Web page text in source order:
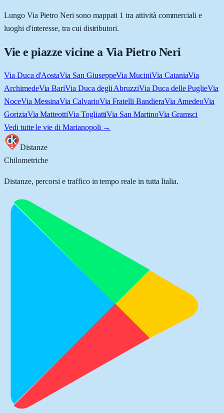
Lungo Via Pietro Neri sono mappati 1 tra attività commerciali e
luoghi d'interesse, tra cui distributori.
Vie e piazze vicine a Via Pietro Neri
Via Duca d'AostaVia San GiuseppeVia MuciniVia CataniaVia
ArchimedeVia BariVia Duca degli AbruzziVia Duca delle PuglieVia
NoceVia MessinaVia CalvarioVia Fratelli BandieraVia AmedeoVia
GoriziaVia MatteottiVia TogliattiVia San MartinoVia Gramsci
Vedi tutte le vie di Marianopoli →
Distanze
Chilometriche
Distanze, percorsi e traffico in tempo reale in tutta Italia.